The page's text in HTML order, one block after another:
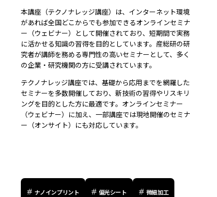
本講座（テクノナレッジ講座）は、インターネット環境
があれば全国どこからでも参加できるオンラインセミナ
ー（ウェビナー）として開催されており、短期間で実務
に活かせる知識の習得を目的としています。産総研の研
究者が講師を務める専門性の高いセミナーとして、多く
の企業・研究機関の方に受講されています。
テクノナレッジ講座では、基礎から応用までを網羅した
セミナーを多数開催しており、新技術の習得やリスキリ
ングを目的とした方に最適です。オンラインセミナー
（ウェビナー）に加え、一部講座では現地開催のセミナ
ー（オンサイト）にも対応しています。
ナノインプリント 偏光シート 微細加工